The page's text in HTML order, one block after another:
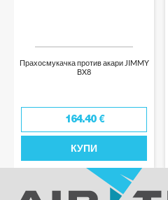
Прахосмукачка против акари JIMMY
BX8
164.40 €
КУПИ